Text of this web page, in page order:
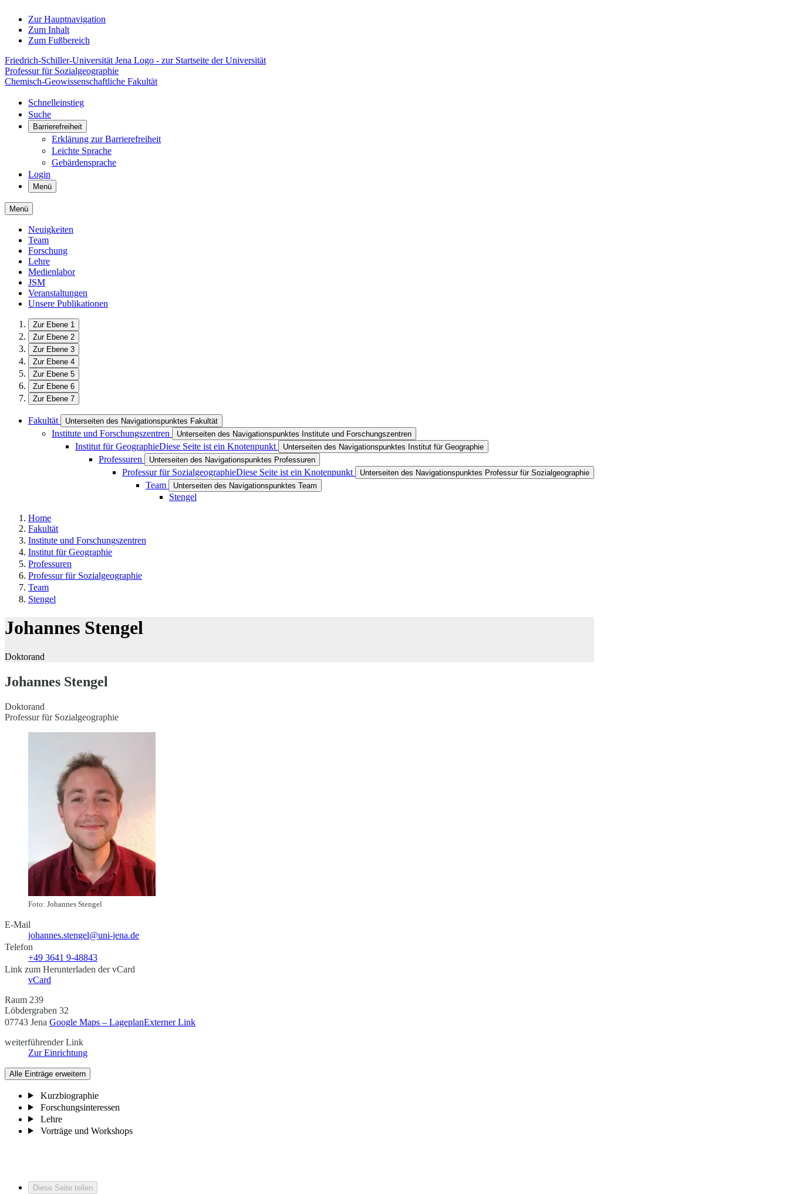
Zur Hauptnavigation
Zum Inhalt
Zum Fußbereich
Friedrich-Schiller-Universität Jena Logo - zur Startseite der Universität
Professur für Sozialgeographie
Chemisch-Geowissenschaftliche Fakultät
Schnelleinstieg
Suche
Barrierefreiheit
Erklärung zur Barrierefreiheit
Leichte Sprache
Gebärdensprache
Login
Menü
Menü
Neuigkeiten
Team
Forschung
Lehre
Medienlabor
JSM
Veranstaltungen
Unsere Publikationen
Zur Ebene 1
Zur Ebene 2
Zur Ebene 3
Zur Ebene 4
Zur Ebene 5
Zur Ebene 6
Zur Ebene 7
Fakultät Unterseiten des Navigationspunktes Fakultät
Institute und Forschungszentren Unterseiten des Navigationspunktes Institute und Forschungszentren
Institut für GeographieDiese Seite ist ein Knotenpunkt Unterseiten des Navigationspunktes Institut für Geographie
Professuren Unterseiten des Navigationspunktes Professuren
Professur für SozialgeographieDiese Seite ist ein Knotenpunkt Unterseiten des Navigationspunktes Professur für Sozialgeographie
Team Unterseiten des Navigationspunktes Team
Stengel
Home
Fakultät
Institute und Forschungszentren
Institut für Geographie
Professuren
Professur für Sozialgeographie
Team
Stengel
Johannes Stengel
Doktorand
Johannes Stengel
Doktorand
Professur für Sozialgeographie
Foto: Johannes Stengel
E-Mail
johannes.stengel@uni-jena.de
Telefon
+49 3641 9-48843
Link zum Herunterladen der vCard
vCard
Raum 239
Löbdergraben 32
07743 Jena Google Maps – LageplanExterner Link
weiterführender Link
Zur Einrichtung
Alle Einträge erweitern
Kurzbiographie
Forschungsinteressen
Lehre
Vorträge und Workshops
Diese Seite teilen